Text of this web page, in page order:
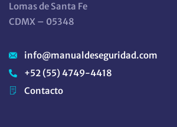
Lomas de Santa Fe
CDMX – 05348
info@manualdeseguridad.com
+52 (55) 4749-4418
Contacto